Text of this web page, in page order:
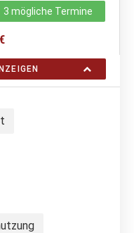
3 mögliche Termine